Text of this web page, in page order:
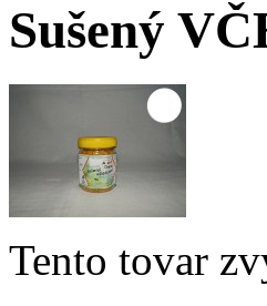
Sušený
Tento tovar